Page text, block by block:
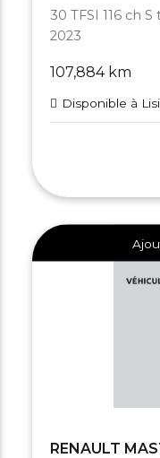
30 TFSI 116 ch
2023
107,884 km
Disponible à
RENAULT